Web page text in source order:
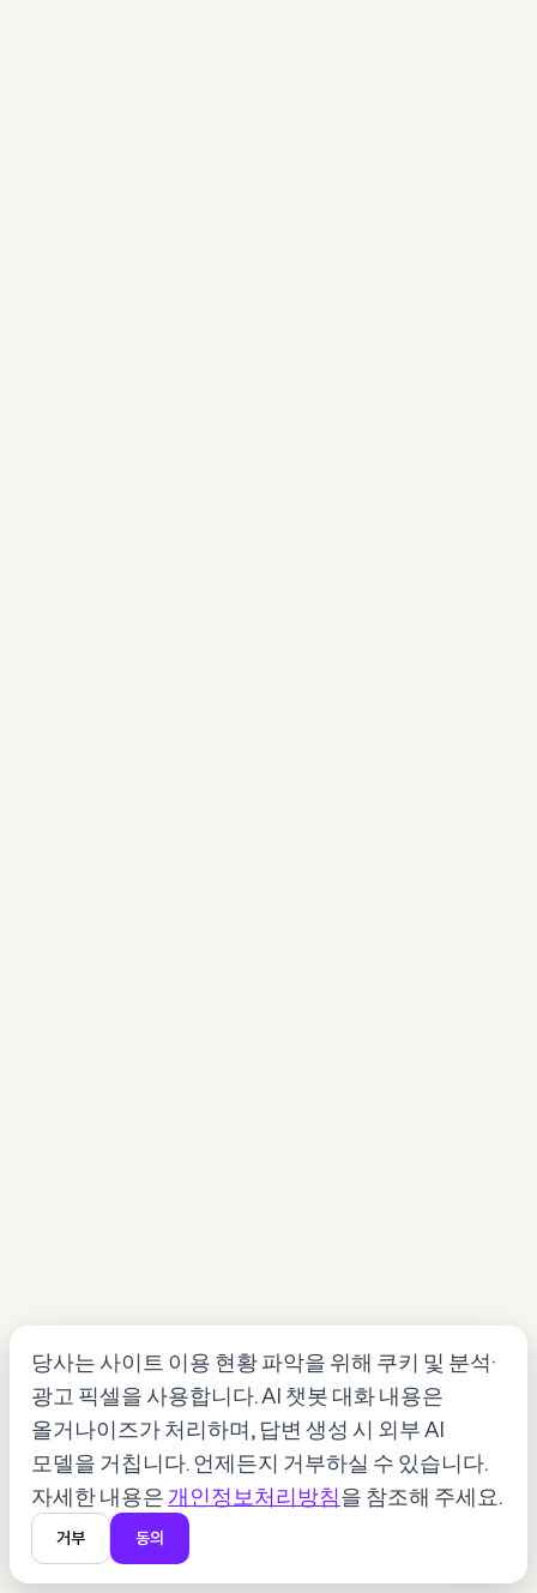
쿠키 사용에 동의하시면
AI 챗봇 알리와 바로 대화하실 수 있어요.
동의 배너에서 [수락]을 눌러주세요
당사는 사이트 이용 현황 파악을 위해 쿠키 및 분석·
광고 픽셀을 사용합니다. AI 챗봇 대화 내용은
올거나이즈가 처리하며, 답변 생성 시 외부 AI
모델을 거칩니다. 언제든지 거부하실 수 있습니다.
자세한 내용은 개인정보처리방침을 참조해 주세요.
거부 동의